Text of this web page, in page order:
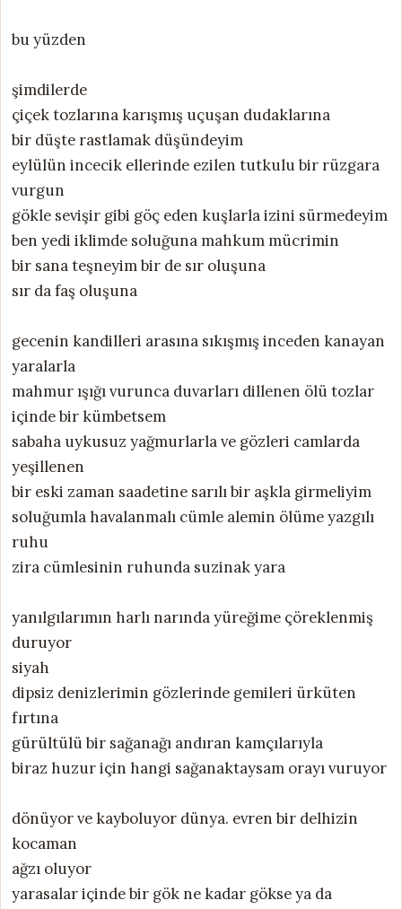
bu yüzden
şimdilerde
çiçek tozlarına karışmış uçuşan dudaklarına
bir düşte rastlamak düşündeyim
eylülün incecik ellerinde ezilen tutkulu bir rüzgara
vurgun
gökle sevişir gibi göç eden kuşlarla izini sürmedeyim
ben yedi iklimde soluğuna mahkum mücrimin
bir sana teşneyim bir de sır oluşuna
sır da faş oluşuna
gecenin kandilleri arasına sıkışmış inceden kanayan
yaralarla
mahmur ışığı vurunca duvarları dillenen ölü tozlar
içinde bir kümbetsem
sabaha uykusuz yağmurlarla ve gözleri camlarda
yeşillenen
bir eski zaman saadetine sarılı bir aşkla girmeliyim
soluğumla havalanmalı cümle alemin ölüme yazgılı
ruhu
zira cümlesinin ruhunda suzinak yara
yanılgılarımın harlı narında yüreğime çöreklenmiş
duruyor
siyah
dipsiz denizlerimin gözlerinde gemileri ürküten
fırtına
gürültülü bir sağanağı andıran kamçılarıyla
biraz huzur için hangi sağanaktaysam orayı vuruyor
dönüyor ve kayboluyor dünya. evren bir delhizin
kocaman
ağzı oluyor
yarasalar içinde bir gök ne kadar gökse ya da